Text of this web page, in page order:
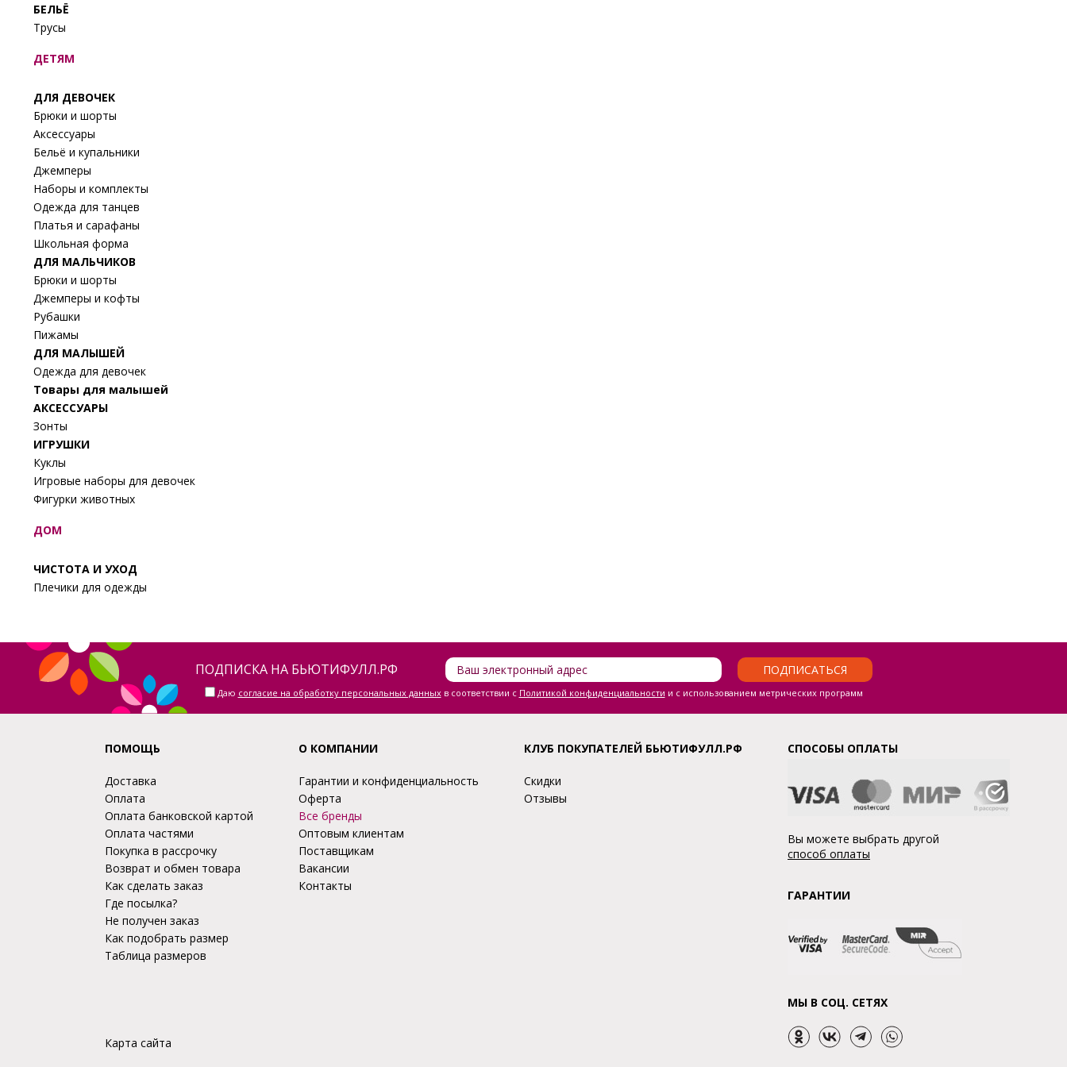
БЕЛЬЁ
Трусы
ДЕТЯМ
ДЛЯ ДЕВОЧЕК
Брюки и шорты
Аксессуары
Бельё и купальники
Джемперы
Наборы и комплекты
Одежда для танцев
Платья и сарафаны
Школьная форма
ДЛЯ МАЛЬЧИКОВ
Брюки и шорты
Джемперы и кофты
Рубашки
Пижамы
ДЛЯ МАЛЫШЕЙ
Одежда для девочек
Товары для малышей
АКСЕССУАРЫ
Зонты
ИГРУШКИ
Куклы
Игровые наборы для девочек
Фигурки животных
ДОМ
ЧИСТОТА И УХОД
Плечики для одежды
ПОДПИСКА НА БЬЮТИФУЛЛ.РФ ПОДПИСАТЬСЯ
Даю согласие на обработку персональных данныхв соответствии с Политикой конфиденциальности и с использованием метрических программ
ПОМОЩЬ
Доставка
Оплата
Оплата банковской картой
Оплата частями
Покупка в рассрочку
Возврат и обмен товара
Как сделать заказ
Где посылка?
Не получен заказ
Как подобрать размер
Таблица размеров
Карта сайта
О КОМПАНИИ
Гарантии и конфиденциальность
Оферта
Все бренды
Оптовым клиентам
Поставщикам
Вакансии
Контакты
КЛУБ ПОКУПАТЕЛЕЙ БЬЮТИФУЛЛ.РФ
Скидки
Отзывы
СПОСОБЫ ОПЛАТЫ
Вы можете выбрать другой
способ оплаты
ГАРАНТИИ
МЫ В СОЦ. СЕТЯХ